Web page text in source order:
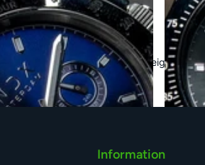
fließen. Du bist der DJ deines eigenen
Information